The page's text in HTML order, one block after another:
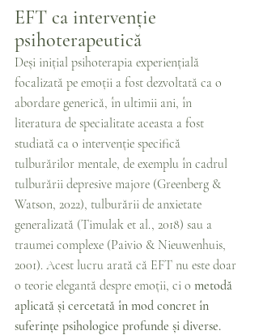
EFT ca intervenție
psihoterapeutică
Deși inițial psihoterapia experiențială
focalizată pe emoții a fost dezvoltată ca o
abordare generică, în ultimii ani, în
literatura de specialitate aceasta a fost
studiată ca o intervenție specifică
tulburărilor mentale, de exemplu în cadrul
tulburării depresive majore (Greenberg &
Watson, 2022), tulburării de anxietate
generalizată (Timulak et al., 2018) sau a
traumei complexe (Paivio & Nieuwenhuis,
2001). Acest lucru arată că EFT nu este doar
o teorie elegantă despre emoții, ci o metodă
aplicată și cercetată în mod concret în
suferințe psihologice profunde și diverse.